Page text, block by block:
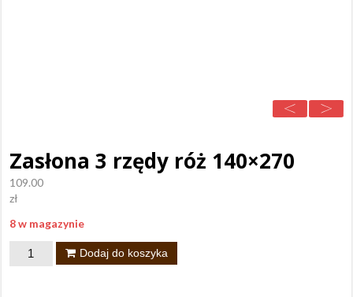
Zasłona 3 rzędy róż 140×270
109.00
zł
8 w magazynie
ilość
Dodaj do koszyka